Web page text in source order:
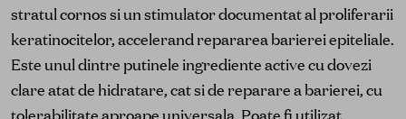
stratul cornos si un stimulator documentat al proliferarii
keratinocitelor, accelerand repararea barierei epiteliale.
Este unul dintre putinele ingrediente active cu dovezi
clare atat de hidratare, cat si de reparare a barierei, cu
tolerabilitate aproape universala. Poate fi utilizat